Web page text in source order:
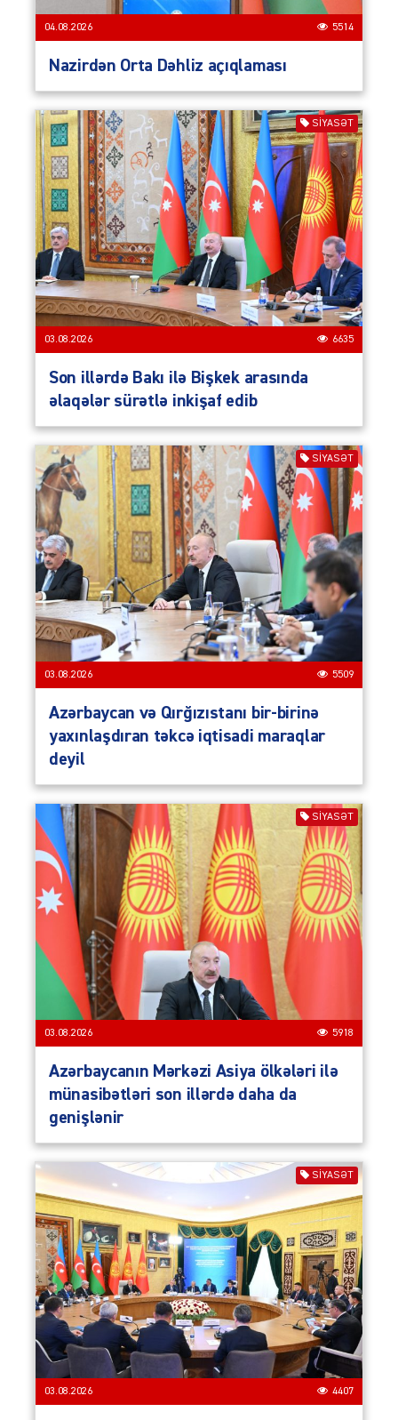
04.08.2026 5514
Nazirdən Orta Dəhliz açıqlaması
SIYASƏT
03.08.2026 6635
Son illərdə Bakı ilə Bişkek arasında
əlaqələr sürətlə inkişaf edib
SIYASƏT
03.08.2026 5509
Azərbaycan və Qırğızıstanı bir-birinə
yaxınlaşdıran təkcə iqtisadi maraqlar
deyil
SIYASƏT
03.08.2026 5918
Azərbaycanın Mərkəzi Asiya ölkələri ilə
münasibətləri son illərdə daha da
genişlənir
SIYASƏT
03.08.2026 4407